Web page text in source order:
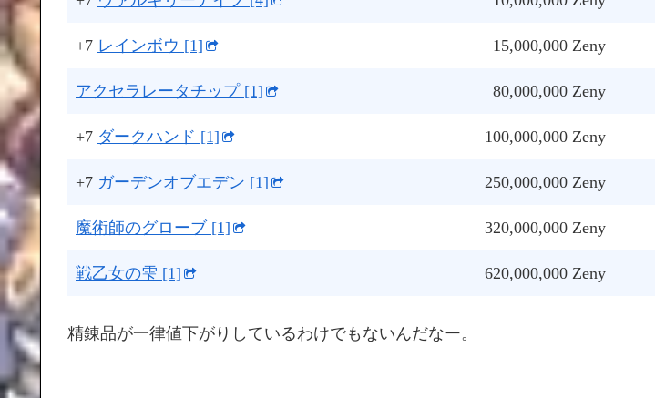
+7 レインボウ [1] 15,000,000 Zeny
アクセラレータチップ [1] 80,000,000 Zeny
+7 ダークハンド [1] 100,000,000 Zeny
+7 ガーデンオブエデン [1] 250,000,000 Zeny
魔術師のグローブ [1] 320,000,000 Zeny
戦乙女の雫 [1] 620,000,000 Zeny
精錬品が一律値下がりしているわけでもないんだなー。